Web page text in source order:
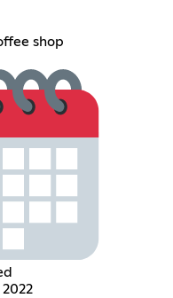
shop